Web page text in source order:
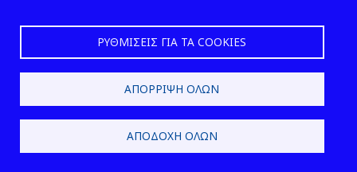
Β §5.1.4: Σωροί και διάδρομοι
μεταξύ τους
ΡΥΘΜΊΣΕΙΣ ΓΙΑ ΤΑ COOKIES
ΑΠΌΡΡΙΨΗ ΌΛΩΝ
ΑΠΟΔΟΧΉ ΌΛΩΝ